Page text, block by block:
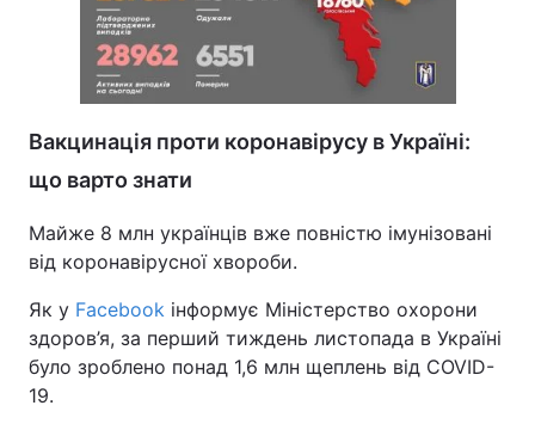
Вакцинація проти коронавірусу в Україні:
що варто знати
Майже 8 млн українців вже повністю імунізовані
від коронавірусної хвороби.
Як у Facebook інформує Міністерство охорони
здоров’я, за перший тиждень листопада в Україні
було зроблено понад 1,6 млн щеплень від COVID-
19.